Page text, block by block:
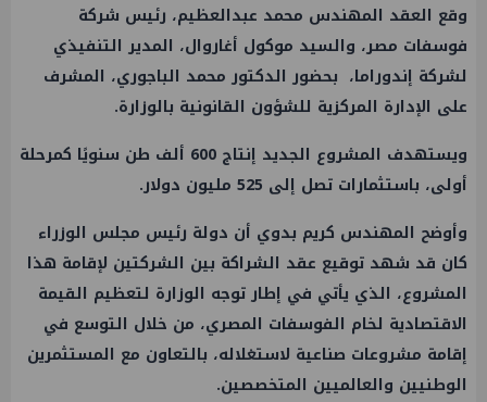
وقع العقد المهندس محمد عبدالعظيم، رئيس شركة
فوسفات مصر، والسيد موكول أغاروال، المدير التنفيذي
لشركة إندوراما، بحضور الدكتور محمد الباجوري، المشرف
على الإدارة المركزية للشؤون القانونية بالوزارة.
ويستهدف المشروع الجديد إنتاج 600 ألف طن سنويًا كمرحلة
أولى، باستثمارات تصل إلى 525 مليون دولار.
وأوضح المهندس كريم بدوي أن دولة رئيس مجلس الوزراء
كان قد شهد توقيع عقد الشراكة بين الشركتين لإقامة هذا
المشروع، الذي يأتي في إطار توجه الوزارة لتعظيم القيمة
الاقتصادية لخام الفوسفات المصري، من خلال التوسع في
إقامة مشروعات صناعية لاستغلاله، بالتعاون مع المستثمرين
الوطنيين والعالميين المتخصصين.